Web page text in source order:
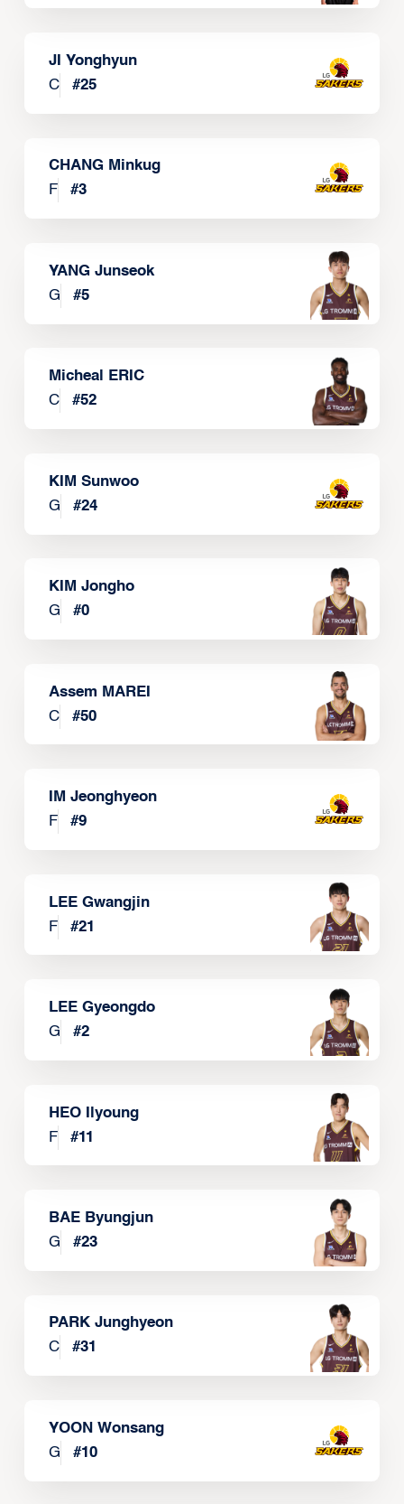
JI Yonghyun
C
#25
CHANG Minkug
F
#3
YANG Junseok
G
#5
Micheal ERIC
C
#52
KIM Sunwoo
G
#24
KIM Jongho
G
#0
Assem MAREI
C
#50
IM Jeonghyeon
F
#9
LEE Gwangjin
F
#21
LEE Gyeongdo
G
#2
HEO Ilyoung
F
#11
BAE Byungjun
G
#23
PARK Junghyeon
C
#31
YOON Wonsang
G
#10